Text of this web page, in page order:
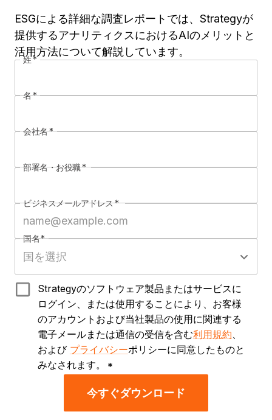
ESGによる詳細な調査レポートでは、Strategyが
提供するアナリティクスにおけるAIのメリットと
活用方法について解説しています。
姓*
名*
会社名*
部署名・お役職*
ビジネスメールアドレス*
国名*
Strategyのソフトウェア製品またはサービスに
ログイン、または使用することにより、お客様
のアカウントおよび当社製品の使用に関連する
電子メールまたは通信の受信を含む利用規約、
および プライバシーポリシーに同意したものと
みなされます。
*
今すぐダウンロード